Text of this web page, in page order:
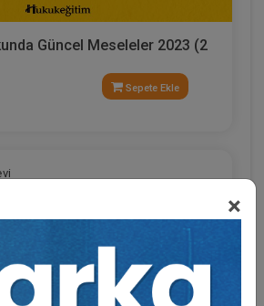
×
Güncel Meseleler 2023 (2
Sepete Ekle